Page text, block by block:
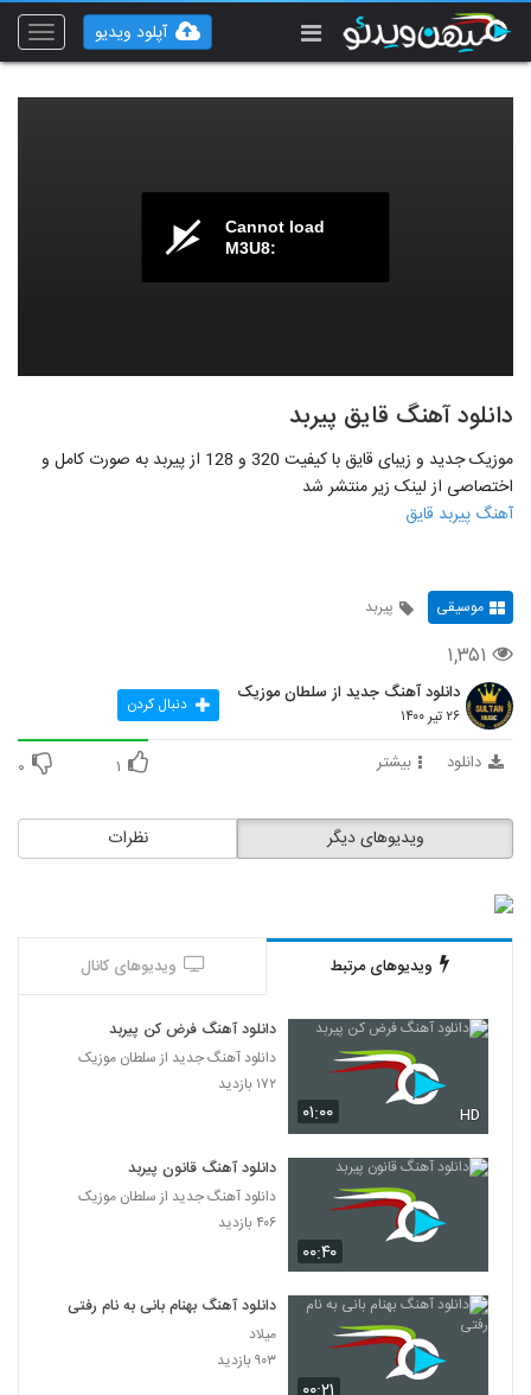
Toggle
آپلود ویدیو
Cannot load
M3U8:
دانلود آهنگ قایق پیربد
موزیک جدید و زیبای قایق با کیفیت 320 و 128 از پیربد به صورت کامل و
اختصاصی از لینک زیر منتشر شد
آهنگ پیربد قایق
موسیقی پیربد
۱,۳۵۱
دانلود آهنگ جدید از سلطان موزیک
۲۶ تیر ۱۴۰۰ دنبال کردن
دانلود بیشتر ۱ ۰
نظرات ویدیوهای دیگر
ویدیوهای مرتبط ویدیوهای کانال
۰۱:۰۰ HD
دانلود آهنگ فرض کن پیربد
دانلود آهنگ جدید از سلطان موزیک
۱۷۲ بازدید
۰۰:۴۰
دانلود آهنگ قانون پیربد
دانلود آهنگ جدید از سلطان موزیک
۴۰۶ بازدید
دانلود آهنگ بهنام بانی به نام رفتی
میلاد
۹۰۳ بازدید